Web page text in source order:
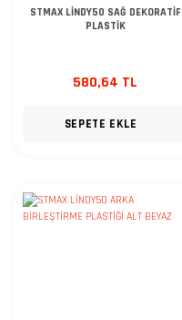
STMAX LİNDY50 SAĞ DEKORATİF
PLASTİK
580,64 TL
SEPETE EKLE